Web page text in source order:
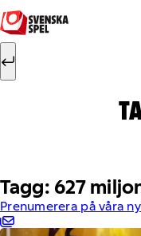
Hoppa till innehåll
Sök efter:
Tagg: 627
Prenumerera på våra